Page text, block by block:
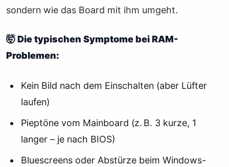
sondern wie das Board mit ihm umgeht.
🤯 Die typischen Symptome bei RAM-
Problemen:
Kein Bild nach dem Einschalten (aber Lüfter
laufen)
Pieptöne vom Mainboard (z. B. 3 kurze, 1
langer – je nach BIOS)
Bluescreens oder Abstürze beim Windows-